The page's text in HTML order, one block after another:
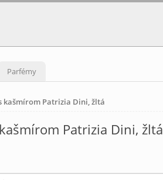
Parfémy
kašmírom Patrizia Dini, žltá
Patrizia Dini, žltá